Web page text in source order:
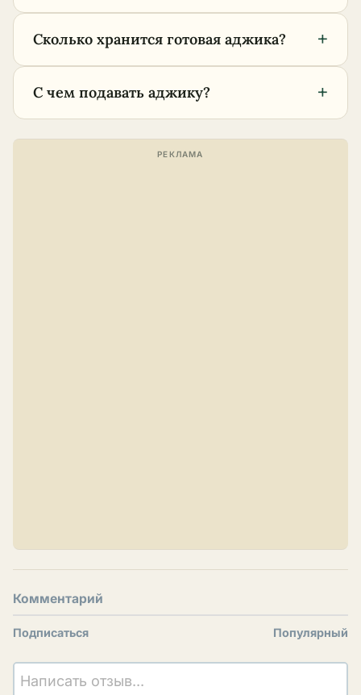
Сколько хранится готовая аджика? +
С чем подавать аджику? +
Комментарий
Подписаться Популярный
Написать отзыв...